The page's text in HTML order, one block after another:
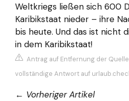
Weltkriegs ließen sich 600
Karibikstaat nieder – ihre
bis heute. Und das ist nicht
in dem Karibikstaat!
Antrag auf Entfernung der Quelle
vollständige Antwort auf
← Vorheriger Artikel